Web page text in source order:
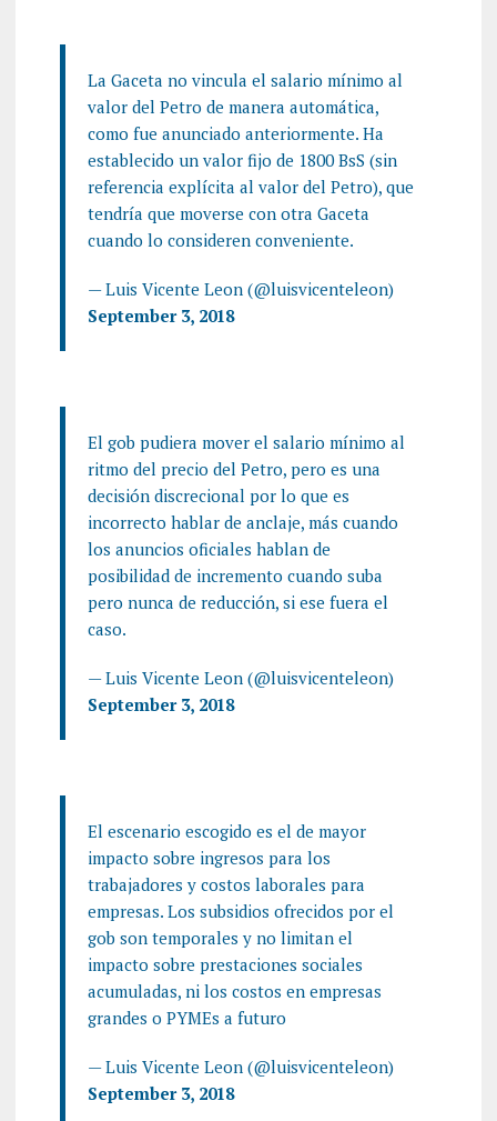
La Gaceta no vincula el salario mínimo al
valor del Petro de manera automática,
como fue anunciado anteriormente. Ha
establecido un valor fijo de 1800 BsS (sin
referencia explícita al valor del Petro), que
tendría que moverse con otra Gaceta
cuando lo consideren conveniente.
— Luis Vicente Leon (@luisvicenteleon)
September 3, 2018
El gob pudiera mover el salario mínimo al
ritmo del precio del Petro, pero es una
decisión discrecional por lo que es
incorrecto hablar de anclaje, más cuando
los anuncios oficiales hablan de
posibilidad de incremento cuando suba
pero nunca de reducción, si ese fuera el
caso.
— Luis Vicente Leon (@luisvicenteleon)
September 3, 2018
El escenario escogido es el de mayor
impacto sobre ingresos para los
trabajadores y costos laborales para
empresas. Los subsidios ofrecidos por el
gob son temporales y no limitan el
impacto sobre prestaciones sociales
acumuladas, ni los costos en empresas
grandes o PYMEs a futuro
— Luis Vicente Leon (@luisvicenteleon)
September 3, 2018